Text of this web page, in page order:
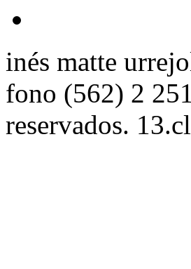
inés matte
fono (562) 2
reservados. 13.cl